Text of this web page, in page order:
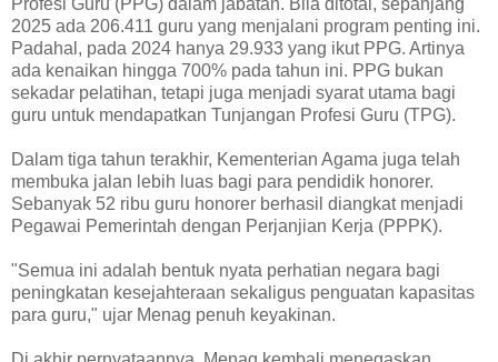
Profesi Guru (PPG) dalam jabatan. Bila ditotal, sepanjang
2025 ada 206.411 guru yang menjalani program penting ini.
Padahal, pada 2024 hanya 29.933 yang ikut PPG. Artinya
ada kenaikan hingga 700% pada tahun ini. PPG bukan
sekadar pelatihan, tetapi juga menjadi syarat utama bagi
guru untuk mendapatkan Tunjangan Profesi Guru (TPG).
Dalam tiga tahun terakhir, Kementerian Agama juga telah
membuka jalan lebih luas bagi para pendidik honorer.
Sebanyak 52 ribu guru honorer berhasil diangkat menjadi
Pegawai Pemerintah dengan Perjanjian Kerja (PPPK).
"Semua ini adalah bentuk nyata perhatian negara bagi
peningkatan kesejahteraan sekaligus penguatan kapasitas
para guru," ujar Menag penuh keyakinan.